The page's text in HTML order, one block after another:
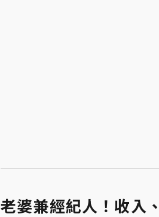
老婆兼經紀人！收入